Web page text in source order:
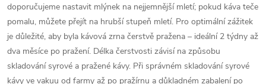
doporučujeme nastavit mlýnek na nejjemnější mletí; pokud káva teče
pomalu, můžete přejít na hrubší stupeň mletí. Pro optimální zážitek
je důležité, aby byla kávová zrna čerstvě pražena – ideální 2 týdny až
dva měsíce po pražení. Délka čerstvosti závisí na způsobu
skladování syrové a pražené kávy. Při správném skladování syrové
kávy ve vakuu od farmy až po pražírnu a důkladném zabalení po